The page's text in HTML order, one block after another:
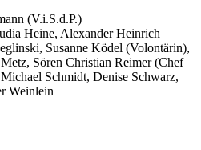
(V.i.S.d.P.)
Heine, Alexander Heinrich
Susanne Ködel (Volontärin),
Sören Christian Reimer (Chef
Schmidt, Denise Schwarz,
Weinlein